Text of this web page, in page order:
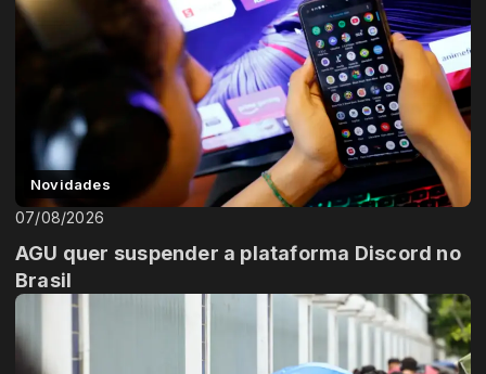
Novidades
07/08/2026
AGU quer suspender a plataforma Discord no
Brasil